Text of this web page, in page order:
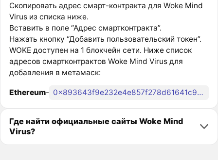
Скопировать адрес смарт-контракта для Woke Mind
Virus из списка ниже.
Вставить в поле “Адрес смартконтракта”.
Нажать кнопку “Добавить пользовательский токен”.
WOKE доступен на 1 блокчейн сети. Ниже список
адресов смартконтрактов Woke Mind Virus для
добавления в метамаск:
Ethereum- 0x893643f9e232e4e857f278d61641c955589a7a37
Где найти официальные сайты Woke Mind
Virus?